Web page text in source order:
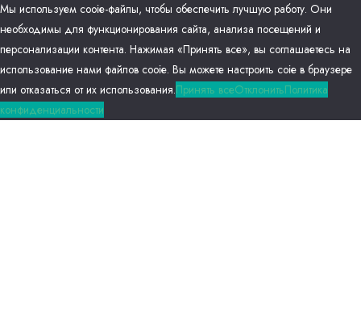
Мы используем сооіе-файлы, чтобы обеспечить лучшую работу. Они
необходимы для функционирования сайта, анализа посещений и
персонализации контента. Нажимая «Принять все», вы соглашаетесь на
использование нами файлов сооіе. Вы можете настроить соіе в браузере
или отказаться от их использования.Принять всеОтклонитьПолитика
конфиденциальности